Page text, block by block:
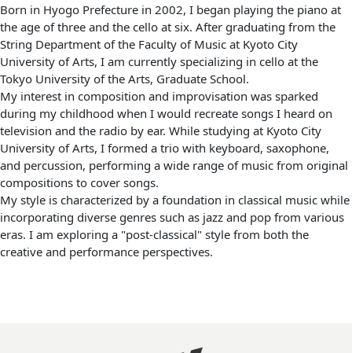
Born in Hyogo Prefecture in 2002, I began playing the piano at
the age of three and the cello at six. After graduating from the
String Department of the Faculty of Music at Kyoto City
University of Arts, I am currently specializing in cello at the
Tokyo University of the Arts, Graduate School.
My interest in composition and improvisation was sparked
during my childhood when I would recreate songs I heard on
television and the radio by ear. While studying at Kyoto City
University of Arts, I formed a trio with keyboard, saxophone,
and percussion, performing a wide range of music from original
compositions to cover songs.
My style is characterized by a foundation in classical music while
incorporating diverse genres such as jazz and pop from various
eras. I am exploring a "post-classical" style from both the
creative and performance perspectives.